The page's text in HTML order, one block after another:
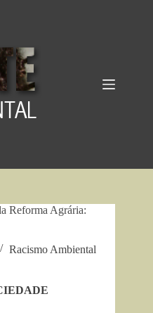
Reforma Agrária:
Racismo Ambiental